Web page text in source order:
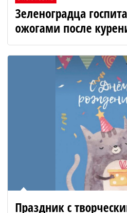
Зеленоградца
ожогами после
Праздник с